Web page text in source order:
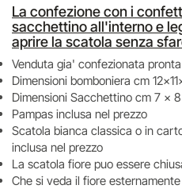
La confezione con i
sacchettino all'interno e
aprire la scatola senza
Venduta gia' confezionata
Dimensioni bomboniera cm
Dimensioni Sacchettino cm 7 x
Pampas inclusa nel prezzo
Scatola bianca classica o in
inclusa nel prezzo
La scatola fiore puo essere
Che si veda il fiore